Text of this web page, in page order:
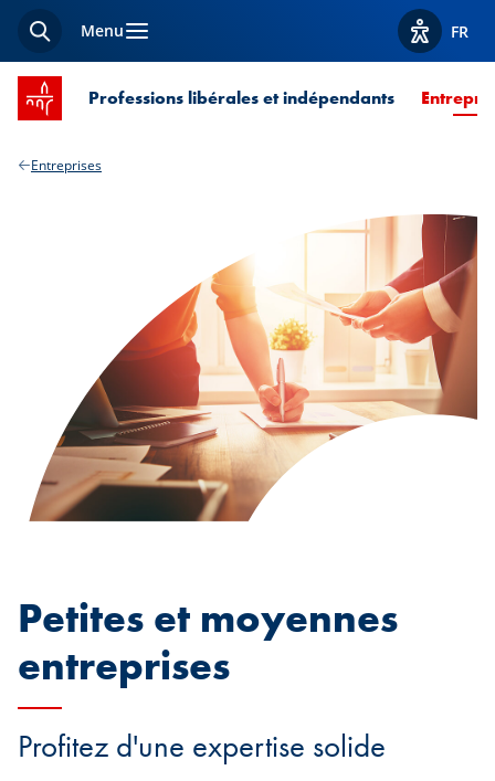
Recherche
Menu Afficher
FR
Accueil SPUERKEESS
Professions libérales et indépendants
Entreprises
Petites et moyennes
entreprises
Profitez d'une expertise solide